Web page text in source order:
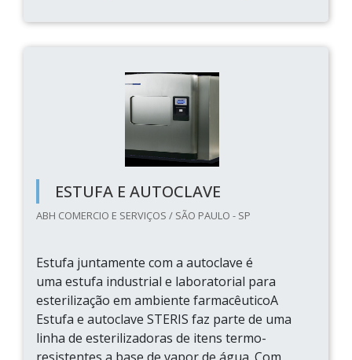
ESTUFA E AUTOCLAVE
ABH COMERCIO E SERVIÇOS / SÃO PAULO - SP
Estufa juntamente com a autoclave é
uma estufa industrial e laboratorial para
esterilização em ambiente farmacêuticoA
Estufa e autoclave STERIS faz parte de uma
linha de esterilizadoras de itens termo-